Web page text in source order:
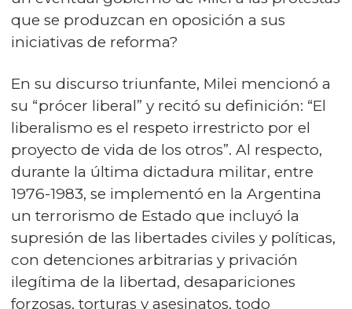
que se produzcan en oposición a sus
iniciativas de reforma?
En su discurso triunfante, Milei mencionó a
su “prócer liberal” y recitó su definición: “El
liberalismo es el respeto irrestricto por el
proyecto de vida de los otros”. Al respecto,
durante la última dictadura militar, entre
1976-1983, se implementó en la Argentina
un terrorismo de Estado que incluyó la
supresión de las libertades civiles y políticas,
con detenciones arbitrarias y privación
ilegítima de la libertad, desapariciones
forzosas, torturas y asesinatos, todo